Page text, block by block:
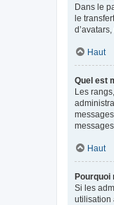
Dans le
le
Haut
Quel est
Les
messages.
Haut
Pourquoi
Si les
utilisation